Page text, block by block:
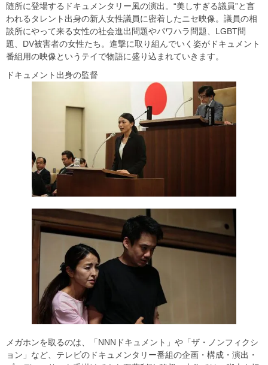
随所に登場するドキュメンタリー風の演出。“美しすぎる議員”と言
われるタレント出身の新人女性議員に密着したニセ映像。議員の相
談所にやって来る女性の社会進出問題やパワハラ問題、LGBT問
題、DV被害者の女性たち。進撃に取り組んでいく姿がドキュメント
番組用の映像というテイで物語に盛り込まれていきます。
ドキュメント出身の監督
メガホンを取るのは、「NNNドキュメント」や「ザ・ノンフィクシ
ョン」など、テレビのドキュメンタリー番組の企画・構成・演出・